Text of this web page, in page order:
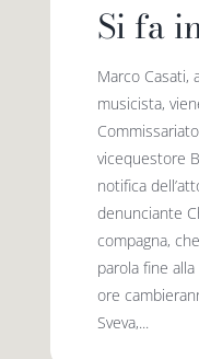
Si fa
Marco Casati,
musicista,
vicequestore
notifica
denunciante
compagna,
parola fine
ore
Sveva,...